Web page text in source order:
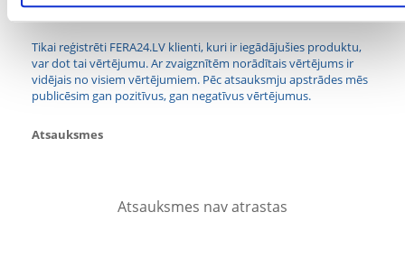
Tikai reģistrēti FERA24.LV klienti, kuri ir iegādājušies produktu,
var dot tai vērtējumu. Ar zvaigznītēm norādītais vērtējums ir
vidējais no visiem vērtējumiem. Pēc atsauksmju apstrādes mēs
publicēsim gan pozitīvus, gan negatīvus vērtējumus.
Atsauksmes
Atsauksmes nav atrastas